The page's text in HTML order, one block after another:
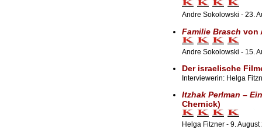
Andre Sokolowski - 23.
Familie Brasch von
Andre Sokolowski - 15.
Der israelische
Interviewerin: Helga
Itzhak Perlman –
Chernick)
Helga Fitzner - 9. August